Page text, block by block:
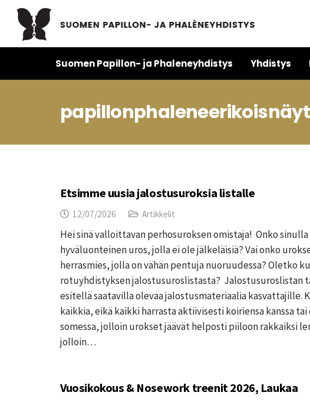
Suomen Papillon- ja Phaleneyhdistys Yhdistys
Etsimme uusia jalostusuroksia listalle
12/07/2026 Artikkelit
Hei sinä valloittavan perhosuroksen omistaja! Onko
hyväluonteinen uros, jolla ei ole jälkeläisiä? Vai onko
herrasmies, jolla on vähän pentuja nuoruudessa? Oletko
rotuyhdistyksen jalostusuroslistasta? Jalostusuroslistan
esitellä saatavilla olevaa jalostusmateriaalia kasvattajille.
kaikkia, eikä kaikki harrasta aktiivisesti koiriensa kanssa
somessa, jolloin urokset jäävät helposti piiloon rakkaiksi
jolloin…
Vuosikokous & Nosework treenit 2026, Laukaa